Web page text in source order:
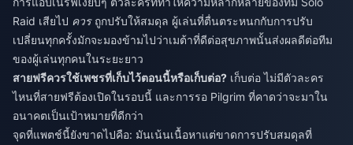
Raid เสียไป ควรถูกปรับให้สมดุล ผู้เล่นที่ตื่นตระหนกกับการปรับ
เปลี่ยนทุกครั้งมักจะมองข้ามไปว่าเมต้าที่ดีต่อสุขภาพนั้นส่งผลดีต่อทีม
ของผู้เล่นทุกคนในระยะยาว
สายฟรีควรใช้เพชรที่เก็บไว้ตอนนี้หรือเก็บต่อ? เก็บต่อ ไม่มีตัวละคร
ไหนที่สายฟรีต้องเปิดในรอบนี้ และการรอ Pilgrim ที่คาดว่าจะมาใน
อนาคตเป็นเป้าหมายที่ดีกว่า
จุดที่แพตช์นี้ยังขาดไปคือ: มันเน้นเนื้อหาแต่ขาดการปรับสมดุลที่